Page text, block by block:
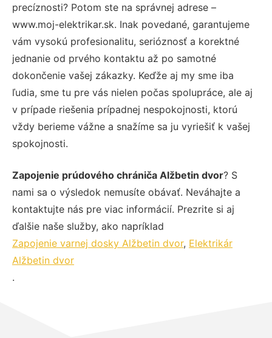
precíznosti? Potom ste na správnej adrese –
www.moj-elektrikar.sk. Inak povedané, garantujeme
vám vysokú profesionalitu, serióznosť a korektné
jednanie od prvého kontaktu až po samotné
dokončenie vašej zákazky. Keďže aj my sme iba
ľudia, sme tu pre vás nielen počas spolupráce, ale aj
v prípade riešenia prípadnej nespokojnosti, ktorú
vždy berieme vážne a snažíme sa ju vyriešiť k vašej
spokojnosti.
Zapojenie prúdového chrániča Alžbetin dvor? S
nami sa o výsledok nemusíte obávať. Neváhajte a
kontaktujte nás pre viac informácií. Prezrite si aj
ďalšie naše služby, ako napríklad
Zapojenie varnej dosky Alžbetin dvor, Elektrikár
Alžbetin dvor
.